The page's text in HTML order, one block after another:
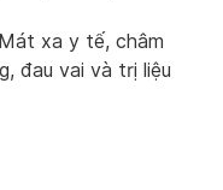
xa y tế, châm
đau vai và trị liệu